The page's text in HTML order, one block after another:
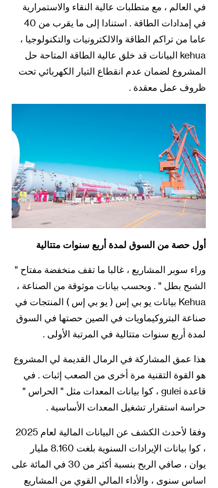
في العالم ، مع متطلبات عالية النقاء والاستمرارية
في إمدادات الطاقة . استنادا إلى ما يقرب من 40
عاما من تراكم الطاقة والالكترونيات والتكنولوجيا ،
kehua البيانات قد خلق عالية الطاقة المتاحة حل
المشروع لضمان عدم انقطاع التيار الكهربائي تحت
ظروف عمل معقدة .
أول حصة من السوق لمدة أربع سنوات متتالية
وراء سوبر المشاريع ، غالبا ما تقف منخفضة مفتاح "
الشبح بطل " . وبحسب بيانات موثوقة من الصناعة ،
Kehua بيانات يو بي إس ( يو بي إس ) المنتجات في
صناعة البتروكيماويات في الصين حصتها في السوق
لمدة أربع سنوات متتالية في المرتبة الأولى .
هذا عمق المشاركة في الرمال القديمة لي المشروع
هو القوة التقنية مرة أخرى من الصعب إثبات . في
قاعدة gulei ، كوا بيانات المعدات مثل " الحراس "
حراسة استقرار تشغيل المعدات الأساسية .
وفقا لأحدث الكشف عن البيانات المالية لعام 2025
، كوا بيانات الإيرادات السنوية بلغت 8.160 مليار
يوان ، صافي الربح بنسبة أكثر من 30 في المائة على
اساس سنوى ، والأداء المالي القوي من المشاريع